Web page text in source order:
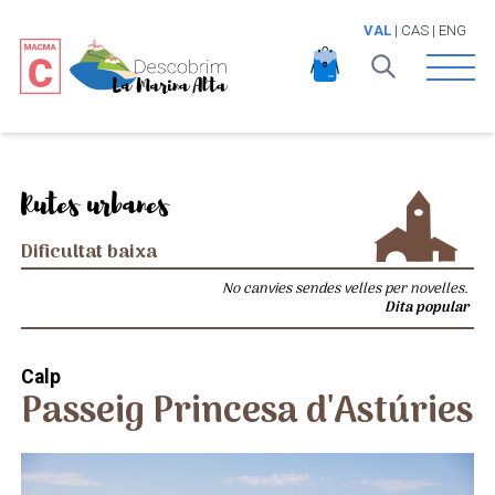
VAL| CAS| ENG
Open
Rutes urbanes
Dificultat baixa
No canvies sendes velles per novelles.
Dita popular
Calp
Passeig Princesa d'Astúries